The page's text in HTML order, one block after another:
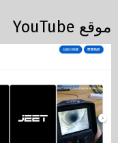
موقع YouTube